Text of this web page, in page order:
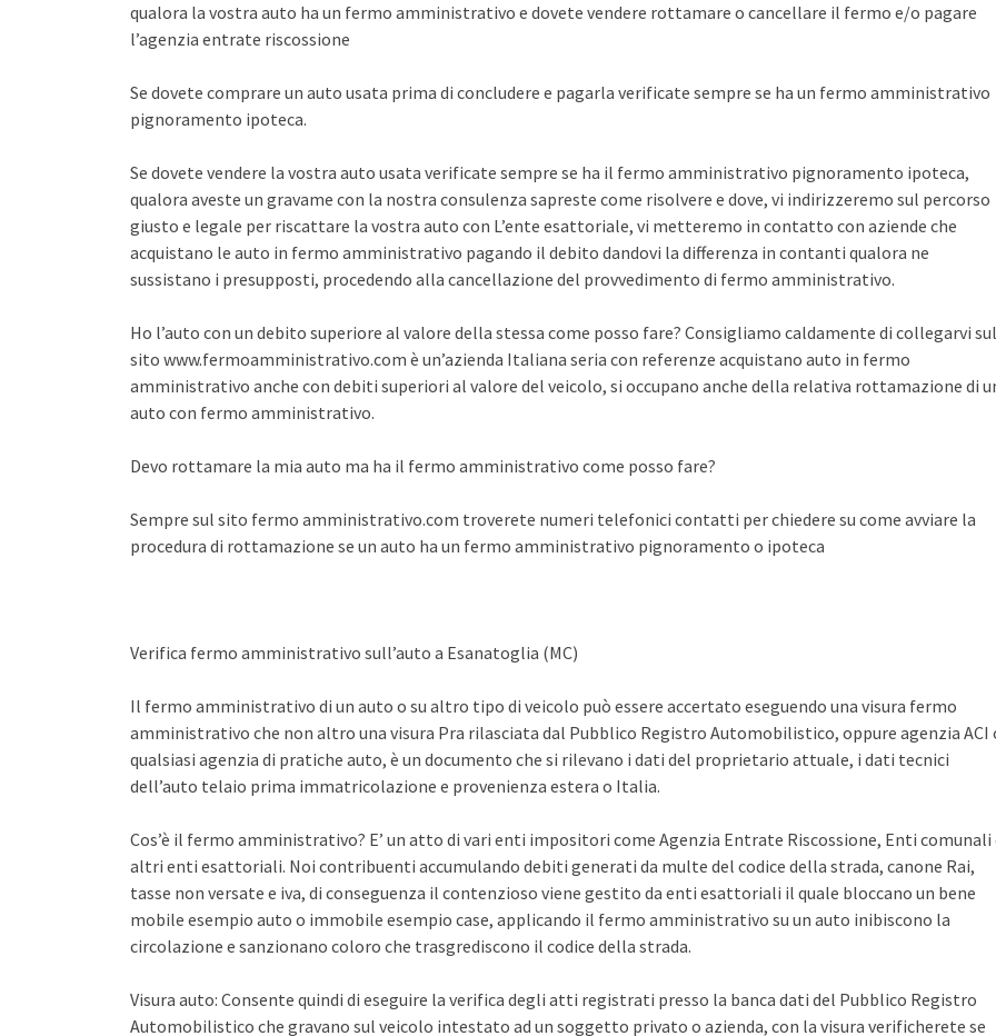
qualora la vostra auto ha un fermo amministrativo e dovete vendere rottamare o cancellare il fermo e/o pagare
l’agenzia entrate riscossione
Se dovete comprare un auto usata prima di concludere e pagarla verificate sempre se ha un fermo amministrativo
pignoramento ipoteca.
Se dovete vendere la vostra auto usata verificate sempre se ha il fermo amministrativo pignoramento ipoteca,
qualora aveste un gravame con la nostra consulenza sapreste come risolvere e dove, vi indirizzeremo sul percorso
giusto e legale per riscattare la vostra auto con L’ente esattoriale, vi metteremo in contatto con aziende che
acquistano le auto in fermo amministrativo pagando il debito dandovi la differenza in contanti qualora ne
sussistano i presupposti, procedendo alla cancellazione del provvedimento di fermo amministrativo.
Ho l’auto con un debito superiore al valore della stessa come posso fare? Consigliamo caldamente di collegarvi sul
sito www.fermoamministrativo.com è un’azienda Italiana seria con referenze acquistano auto in fermo
amministrativo anche con debiti superiori al valore del veicolo, si occupano anche della relativa rottamazione di
auto con fermo amministrativo.
Devo rottamare la mia auto ma ha il fermo amministrativo come posso fare?
Sempre sul sito fermo amministrativo.com troverete numeri telefonici contatti per chiedere su come avviare la
procedura di rottamazione se un auto ha un fermo amministrativo pignoramento o ipoteca
Verifica fermo amministrativo sull’auto a Esanatoglia (MC)
Il fermo amministrativo di un auto o su altro tipo di veicolo può essere accertato eseguendo una visura fermo
amministrativo che non altro una visura Pra rilasciata dal Pubblico Registro Automobilistico, oppure agenzia ACI
qualsiasi agenzia di pratiche auto, è un documento che si rilevano i dati del proprietario attuale, i dati tecnici
dell’auto telaio prima immatricolazione e provenienza estera o Italia.
Cos’è il fermo amministrativo? E’ un atto di vari enti impositori come Agenzia Entrate Riscossione, Enti comunali
altri enti esattoriali. Noi contribuenti accumulando debiti generati da multe del codice della strada, canone Rai,
tasse non versate e iva, di conseguenza il contenzioso viene gestito da enti esattoriali il quale bloccano un bene
mobile esempio auto o immobile esempio case, applicando il fermo amministrativo su un auto inibiscono la
circolazione e sanzionano coloro che trasgrediscono il codice della strada.
Visura auto: Consente quindi di eseguire la verifica degli atti registrati presso la banca dati del Pubblico Registro
Automobilistico che gravano sul veicolo intestato ad un soggetto privato o azienda, con la visura verificherete se